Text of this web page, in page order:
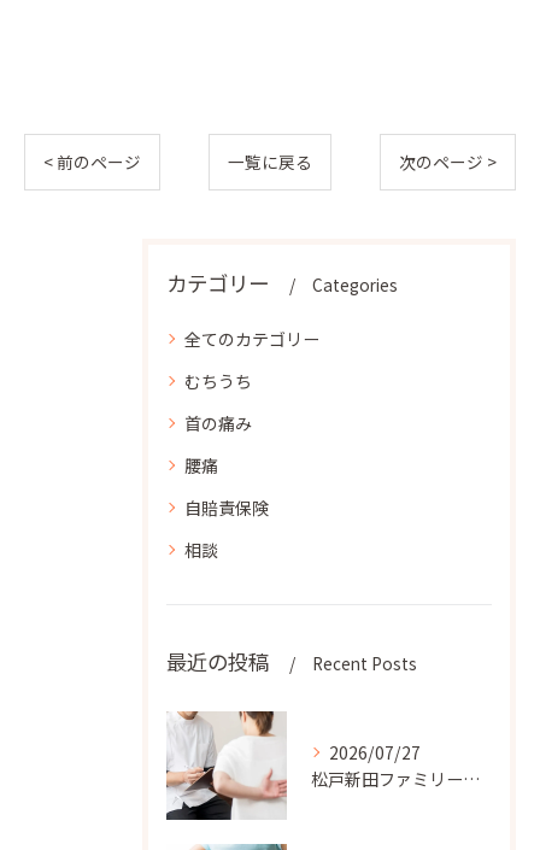
< 前のページ 一覧に戻る 次のページ >
カテゴリー Categories
全てのカテゴリー
むちうち
首の痛み
腰痛
自賠責保険
相談
最近の投稿 Recent Posts
2026/07/27
松戸新田ファミリー整骨院では、患者様のライフスタイルに合わせ...